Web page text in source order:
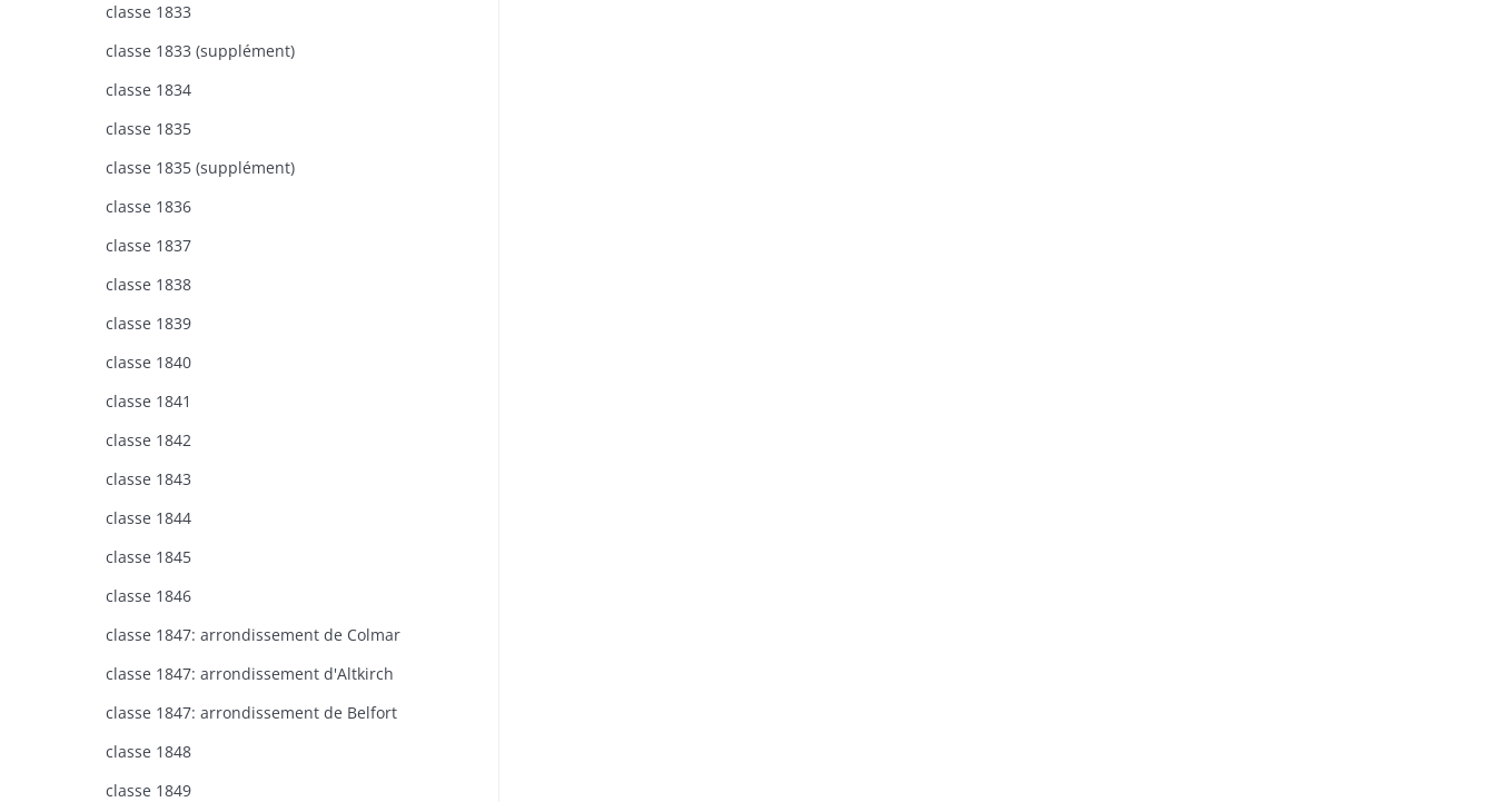
classe 1833
classe 1833 (supplément)
classe 1834
classe 1835
classe 1835 (supplément)
classe 1836
classe 1837
classe 1838
classe 1839
classe 1840
classe 1841
classe 1842
classe 1843
classe 1844
classe 1845
classe 1846
classe 1847: arrondissement de Colmar
classe 1847: arrondissement d'Altkirch
classe 1847: arrondissement de Belfort
classe 1848
classe 1849